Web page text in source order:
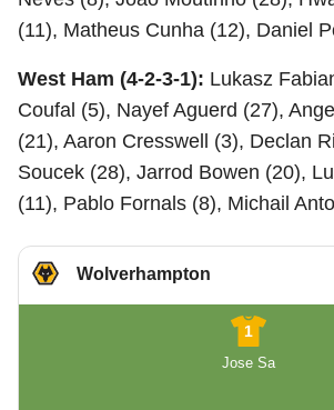
(11), Matheus Cunha (12), Daniel
West Ham (4-2-3-1): Lukasz
Coufal (5), Nayef Aguerd (27),
(21), Aaron Cresswell (3), Declan
Soucek (28), Jarrod Bowen (20),
(11), Pablo Fornals (8), Michail
Wolverhampton
1
Jose Sa